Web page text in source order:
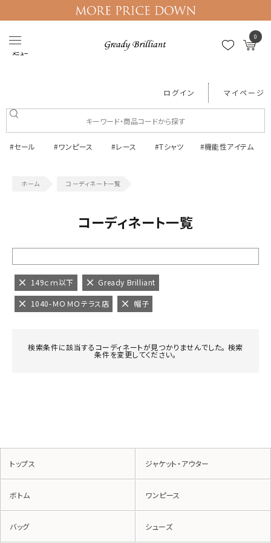
メニュー
0
ログイン マイページ
#セール #ワンピース #レース #Tシャツ #機能性アイテム
コーディネート一覧
コーディネート一覧
149ｃｍ以下 Gready Brilliant
1040-ＭＯＭＯテラス店 帽子
検索条件に該当するコーディネートが見つかりませんでした。 検索
条件を変更してください。
トップス ジャケット・アウター
ボトム ワンピース
バッグ シューズ